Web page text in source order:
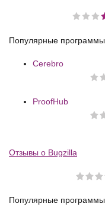
Популярные программы
Cerebro
ProofHub
Отзывы о Bugzilla
Популярные программы